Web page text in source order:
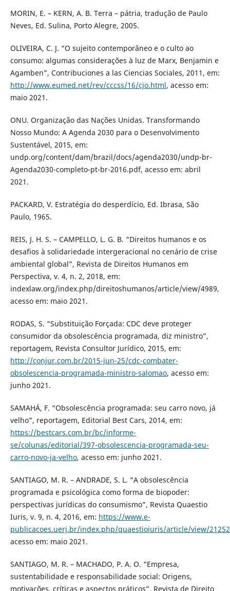
MORIN, E. – KERN, A. B. Terra – pátria, tradução de Paulo
Neves, Ed. Sulina, Porto Alegre, 2005.
OLIVEIRA, C. J. “O sujeito contemporâneo e o culto ao
consumo: algumas considerações à luz de Marx, Benjamin e
Agamben”, Contribuciones a las Ciencias Sociales, 2011, em:
http://www.eumed.net/rev/cccss/16/cjo.html, acesso em:
maio 2021.
ONU. Organização das Nações Unidas. Transformando
Nosso Mundo: A Agenda 2030 para o Desenvolvimento
Sustentável, 2015, em:
undp.org/content/dam/brazil/docs/agenda2030/undp-br-
Agenda2030-completo-pt-br-2016.pdf, acesso em: abril
2021.
PACKARD, V. Estratégia do desperdício, Ed. Ibrasa, São
Paulo, 1965.
REIS, J. H. S. – CAMPELLO, L. G. B. “Direitos humanos e os
desafios à solidariedade intergeracional no cenário de crise
ambiental global”, Revista de Direitos Humanos em
Perspectiva, v. 4, n. 2, 2018, em:
indexlaw.org/index.php/direitoshumanos/article/view/4989,
acesso em: maio 2021.
RODAS, S. “Substituição Forçada: CDC deve proteger
consumidor da obsolescência programada, diz ministro”,
reportagem, Revista Consultor Jurídico, 2015, em:
http://conjur.com.br/2015-jun-25/cdc-combater-
obsolescencia-programada-ministro-salomao, acesso em:
junho 2021.
SAMAHÁ, F. “Obsolescência programada: seu carro novo, já
velho”, reportagem, Editorial Best Cars, 2014, em:
https://bestcars.com.br/bc/informe-
se/colunas/editorial/397-obsolescencia-programada-seu-
carro-novo-ja-velho, acesso em: junho 2021.
SANTIAGO, M. R. – ANDRADE, S. L. “A obsolescência
programada e psicológica como forma de biopoder:
perspectivas jurídicas do consumismo”, Revista Quaestio
Iuris, v. 9, n. 4, 2016, em: https://www.e-
publicacoes.uerj.br/index.php/quaestioiuris/article/view/21252
acesso em: maio 2021.
SANTIAGO, M. R. – MACHADO, P. A. O. “Empresa,
sustentabilidade e responsabilidade social: Origens,
motivações, críticas e aspectos práticos”, Revista de Direito